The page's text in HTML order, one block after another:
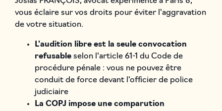
vous éclaire sur vos droits pour éviter l'aggravation
de votre situation.
L'audition libre est la seule convocation
refusableselon l'article 61-1 du Code de
procédure pénale : vous ne pouvez être
conduit de force devant l'officier de police
judiciaire
La COPJ impose une comparution